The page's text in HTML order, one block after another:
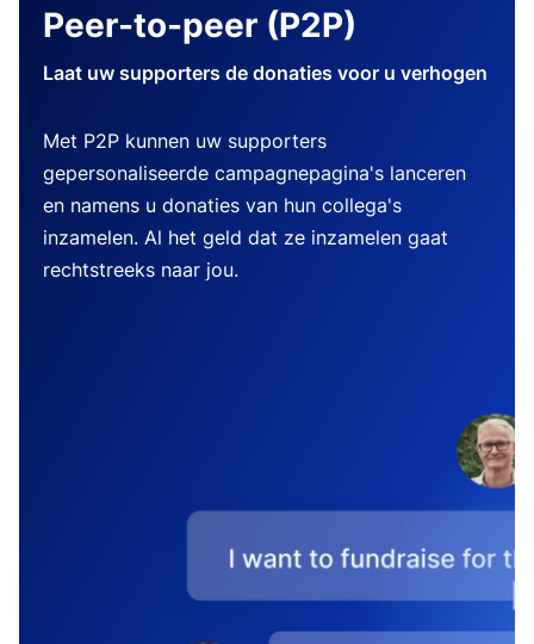
Peer-to-peer (P2P)
Laat uw supporters de donaties voor u verhogen
Met P2P kunnen uw supporters
gepersonaliseerde campagnepagina's lanceren
en namens u donaties van hun collega's
inzamelen. Al het geld dat ze inzamelen gaat
rechtstreeks naar jou.